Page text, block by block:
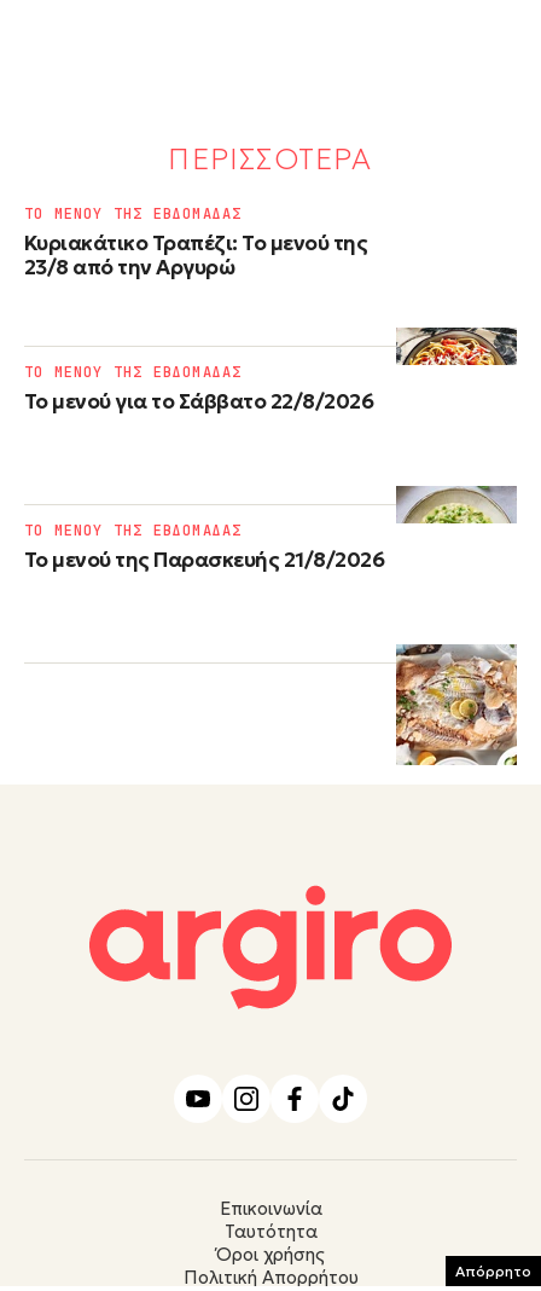
ΠΕΡΙΣΣΟΤΕΡΑ
Κυριακάτικο Τραπέζι: Το μενού της
23/8 από την Αργυρώ
ΤΟ ΜΕΝΟΥ ΤΗΣ ΕΒΔΟΜΑΔΑΣ
Το μενού για το Σάββατο 22/8/2026
ΤΟ ΜΕΝΟΥ ΤΗΣ ΕΒΔΟΜΑΔΑΣ
Το μενού της Παρασκευής 21/8/2026
ΤΟ ΜΕΝΟΥ ΤΗΣ ΕΒΔΟΜΑΔΑΣ
Επικοινωνία
Ταυτότητα
Όροι χρήσης
Πολιτική Απορρήτου
Απόρρητο